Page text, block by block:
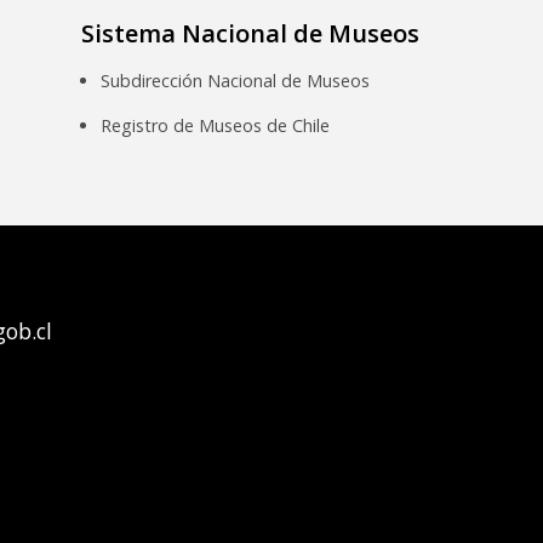
Sistema Nacional de Museos
Subdirección Nacional de Museos
Registro de Museos de Chile